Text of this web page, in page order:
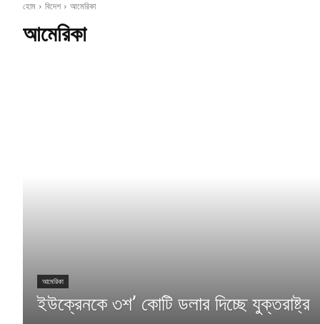
হোম বিদেশ আমেরিকা
আমেরিকা
আমেরিকা
ইউক্রেনকে ৩শ’ কোটি ডলার দিচ্ছে যুক্তরাষ্ট্র